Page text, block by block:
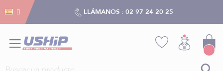
LLÁMANOS : 02 97 24 20 25
Gestión de cookies
Gestión de cookies